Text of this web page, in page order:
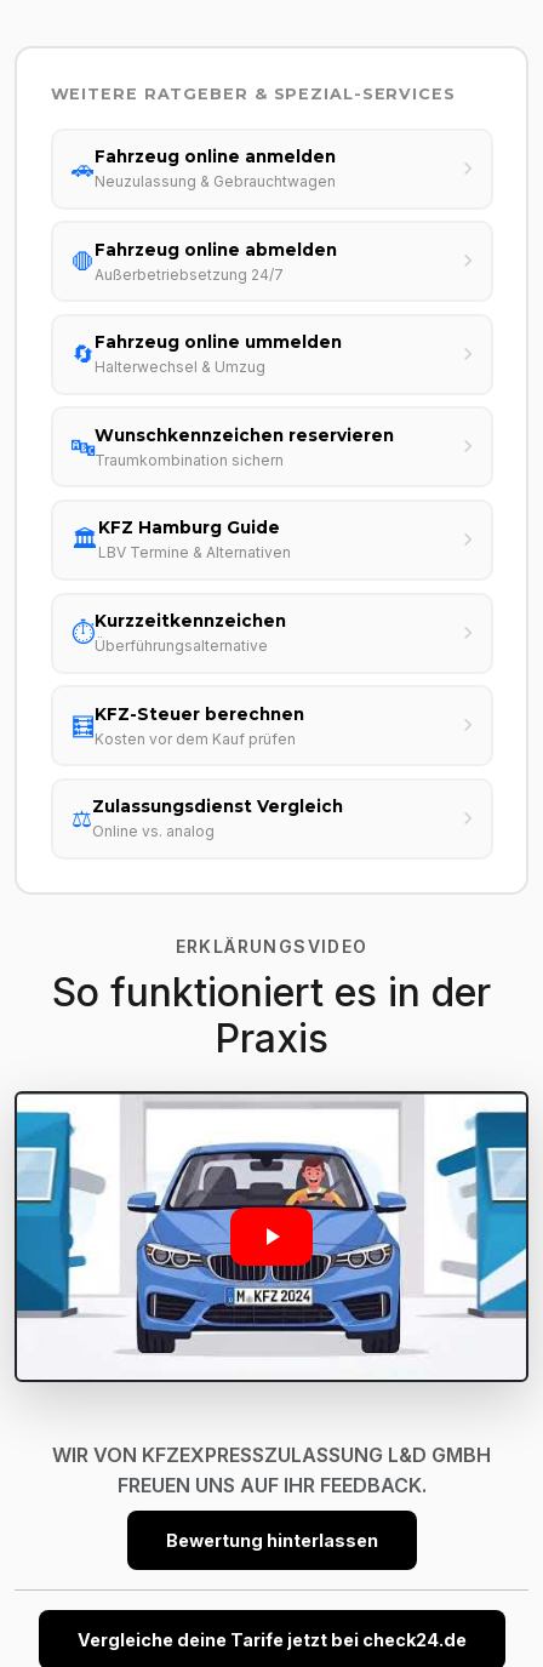
WEITERE RATGEBER & SPEZIAL-SERVICES
🚗Fahrzeug online anmelden
Neuzulassung & Gebrauchtwagen
🛑Fahrzeug online abmelden
Außerbetriebsetzung 24/7
🔄Fahrzeug online ummelden
Halterwechsel & Umzug
🔤Wunschkennzeichen reservieren
Traumkombination sichern
🏛️KFZ Hamburg Guide
LBV Termine & Alternativen
⏱️Kurzzeitkennzeichen
Überführungsalternative
🧮KFZ-Steuer berechnen
Kosten vor dem Kauf prüfen
⚖️Zulassungsdienst Vergleich
Online vs. analog
ERKLÄRUNGSVIDEO
So funktioniert es in der
Praxis
WIR VON KFZEXPRESSZULASSUNG L&D GMBH
FREUEN UNS AUF IHR FEEDBACK.
Bewertung hinterlassen
Vergleiche deine Tarife jetzt bei check24.de